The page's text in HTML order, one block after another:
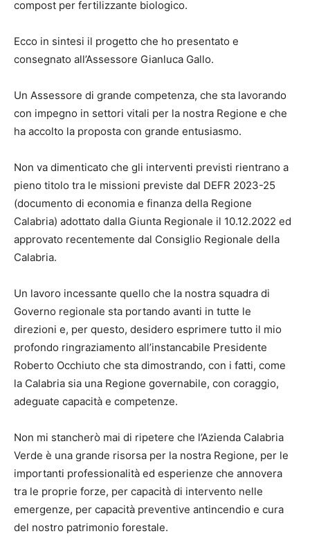
compost per fertilizzante biologico.
Ecco in sintesi il progetto che ho presentato e
consegnato all’Assessore Gianluca Gallo.
Un Assessore di grande competenza, che sta lavorando
con impegno in settori vitali per la nostra Regione e che
ha accolto la proposta con grande entusiasmo.
Non va dimenticato che gli interventi previsti rientrano a
pieno titolo tra le missioni previste dal DEFR 2023-25
(documento di economia e finanza della Regione
Calabria) adottato dalla Giunta Regionale il 10.12.2022 ed
approvato recentemente dal Consiglio Regionale della
Calabria.
Un lavoro incessante quello che la nostra squadra di
Governo regionale sta portando avanti in tutte le
direzioni e, per questo, desidero esprimere tutto il mio
profondo ringraziamento all’instancabile Presidente
Roberto Occhiuto che sta dimostrando, con i fatti, come
la Calabria sia una Regione governabile, con coraggio,
adeguate capacità e competenze.
Non mi stancherò mai di ripetere che l’Azienda Calabria
Verde è una grande risorsa per la nostra Regione, per le
importanti professionalità ed esperienze che annovera
tra le proprie forze, per capacità di intervento nelle
emergenze, per capacità preventive antincendio e cura
del nostro patrimonio forestale.